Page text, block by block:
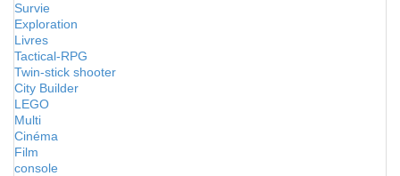
Survie
Exploration
Livres
Tactical-RPG
Twin-stick shooter
City Builder
LEGO
Multi
Cinéma
Film
console